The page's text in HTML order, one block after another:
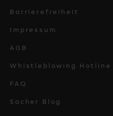
Barrierefreiheit
Impressum
AGB
Whistleblowing Hotline
FAQ
Sacher Blog